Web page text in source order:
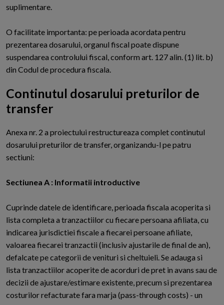
suplimentare.
O facilitate importanta: pe perioada acordata pentru
prezentarea dosarului, organul fiscal poate dispune
suspendarea controlului fiscal, conform art. 127 alin. (1) lit. b)
din Codul de procedura fiscala.
Continutul dosarului preturilor de
transfer
Anexa nr. 2 a proiectului restructureaza complet continutul
dosarului preturilor de transfer, organizandu-l pe patru
sectiuni:
Sectiunea A : Informatii introductive
Cuprinde datele de identificare, perioada fiscala acoperita si
lista completa a tranzactiilor cu fiecare persoana afiliata, cu
indicarea jurisdictiei fiscale a fiecarei persoane afiliate,
valoarea fiecarei tranzactii (inclusiv ajustarile de final de an),
defalcate pe categorii de venituri si cheltuieli. Se adauga si
lista tranzactiilor acoperite de acorduri de pret in avans sau de
decizii de ajustare/estimare existente, precum si prezentarea
costurilor refacturate fara marja (pass-through costs) - un